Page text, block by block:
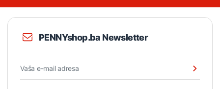
PENNYshop.ba Newsletter